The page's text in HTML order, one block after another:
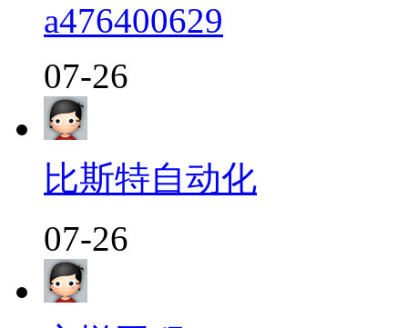
a476400629
07-26
比斯特自动化
07-26